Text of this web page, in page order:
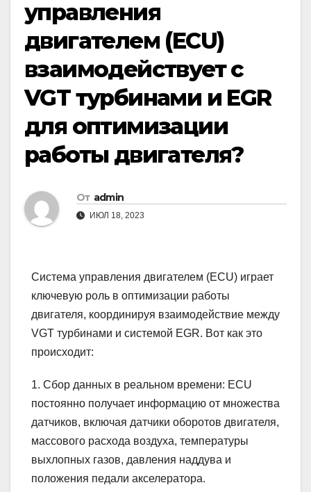
управления
двигателем (ECU)
взаимодействует с
VGT турбинами и EGR
для оптимизации
работы двигателя?
От admin
ИЮЛ 18, 2023
Система управления двигателем (ECU) играет
ключевую роль в оптимизации работы
двигателя, координируя взаимодействие между
VGT турбинами и системой EGR. Вот как это
происходит:
1. Сбор данных в реальном времени: ECU
постоянно получает информацию от множества
датчиков, включая датчики оборотов двигателя,
массового расхода воздуха, температуры
выхлопных газов, давления наддува и
положения педали акселератора.